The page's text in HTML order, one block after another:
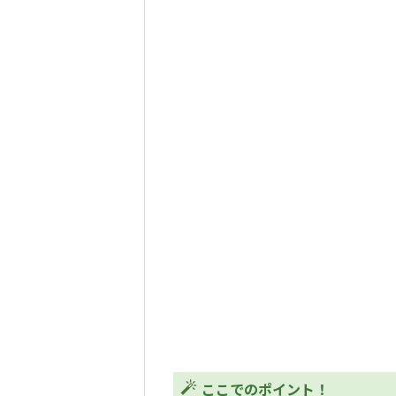
ここでのポイント！